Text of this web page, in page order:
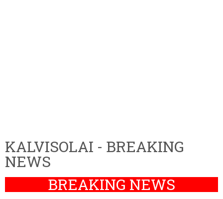
KALVISOLAI - BREAKING
NEWS
BREAKING NEWS